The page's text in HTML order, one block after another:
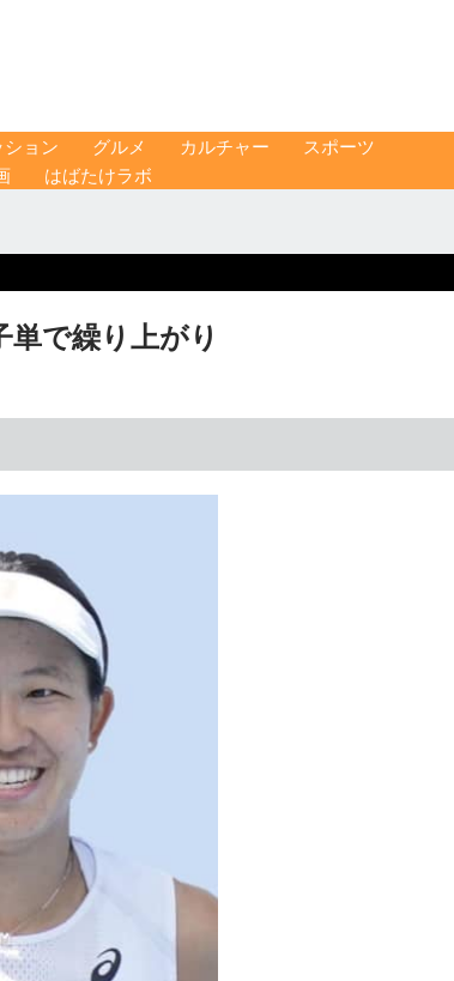
ション グルメ カルチャー
スポーツ
はばたけラボ
で繰り上がり